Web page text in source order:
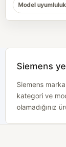
Model
Siemens
Siemens
kategori ve
olamadığınız